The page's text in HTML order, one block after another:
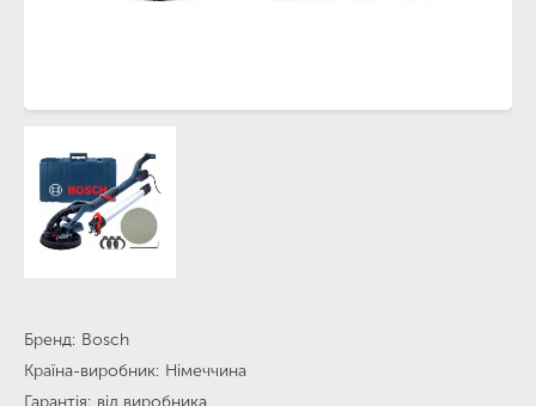
Бренд Bosch
Країна-виробник Німеччина
Гарантія від виробника